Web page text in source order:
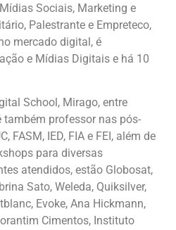
Sociais, Marketing e
Palestrante e Empreteco,
mercado digital, é
e Mídias Digitais e há 10
School, Mirago, entre
também professor nas pós-
FASM, IED, FIA e FEI, além de
para diversas
atendidos, estão Globosat,
Sato, Weleda, Quiksilver,
Evoke, Ana Hickmann,
Cimentos, Instituto